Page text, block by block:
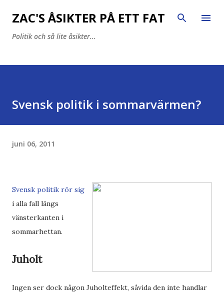
Fortsätt till huvudinnehåll
ZAC'S ÅSIKTER PÅ ETT FAT
Politik och så lite åsikter...
Svensk politik i sommarvärmen?
juni 06, 2011
Svensk politik rör sig
i alla fall längs
vänsterkanten i
sommarhettan.
Juholt
Ingen ser dock någon Juholteffekt, såvida den inte handlar